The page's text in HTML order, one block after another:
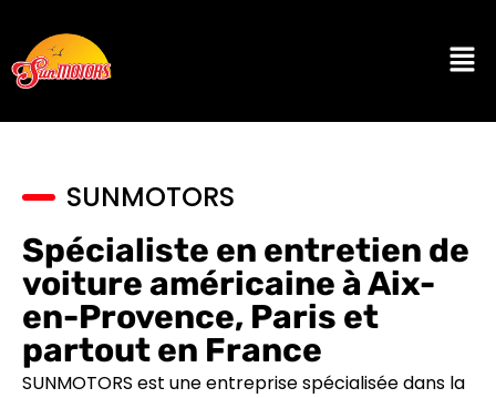
SUNMOTORS
Spécialiste en entretien de
voiture américaine à Aix-
en-Provence, Paris et
partout en France
SUNMOTORS est une entreprise spécialisée dans la